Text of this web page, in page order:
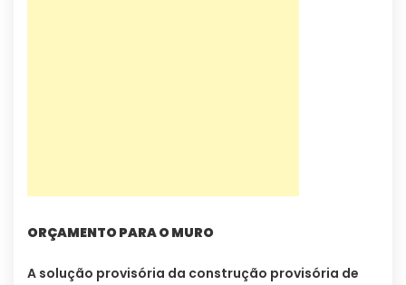
ORÇAMENTO PARA O MURO
A solução provisória da construção provisória de